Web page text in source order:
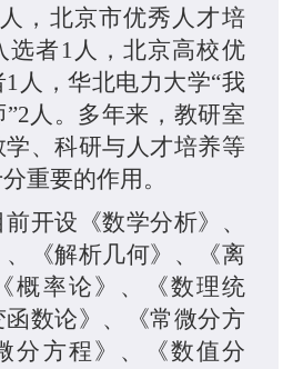
，北京市优秀人才培
选者1人，北京高校优
人，华北电力大学“我
人。多年来，教研室
、科研与人才培养等
重要的作用。
开设《数学分析》、
、《解析几何》、《离
概率论》、《数理统
数论》、《常微分方
分方程》、《数值分